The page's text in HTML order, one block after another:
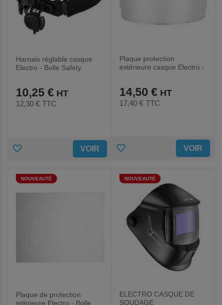
Harnais réglable casque
Electro - Bolle Safety
10,25 €
12,30 € TTC
AJOUTER
FAVORIS
VOIR
Plaque protection
extérieure casque Electro -
14,50 €
17,40 € TTC
AJOUTER
FAVORIS
VOIR
NOUVEAUTÉ
Plaque de protection
intérieure Electro - Bolle
NOUVEAUTÉ
ELECTRO CASQUE DE
SOUDAGE